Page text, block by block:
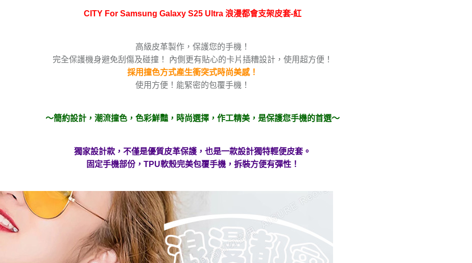
CITY For Samsung Galaxy S25 Ultra 浪漫都會支架皮套-紅
高級皮革製作，保護您的手機！
完全保護機身避免刮傷及碰撞！ 內側更有貼心的卡片插糟設計，使用超方便！
採用撞色方式產生衝突式時尚美感！
使用方便！能緊密的包覆手機！
～簡約設計，潮流撞色，色彩鮮豔，時尚選擇，作工精美，是保護您手機的首選～
獨家設計款，不僅是優質皮革保護，也是一款設計獨特輕便皮套。
固定手機部份，TPU軟殼完美包覆手機，拆裝方便有彈性！